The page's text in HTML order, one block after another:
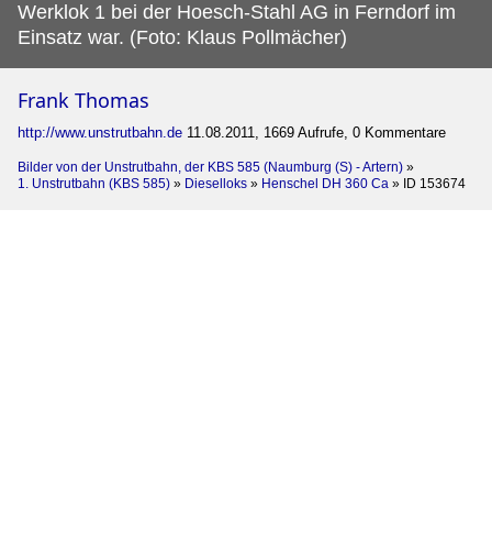
Werklok 1 bei der Hoesch-Stahl AG in Ferndorf im
Einsatz war. (Foto: Klaus Pollmächer)
Frank Thomas
http://www.unstrutbahn.de 11.08.2011, 1669 Aufrufe, 0 Kommentare
Bilder von der Unstrutbahn, der KBS 585 (Naumburg (S) - Artern) »
1. Unstrutbahn (KBS 585) » Dieselloks » Henschel DH 360 Ca » ID 153674